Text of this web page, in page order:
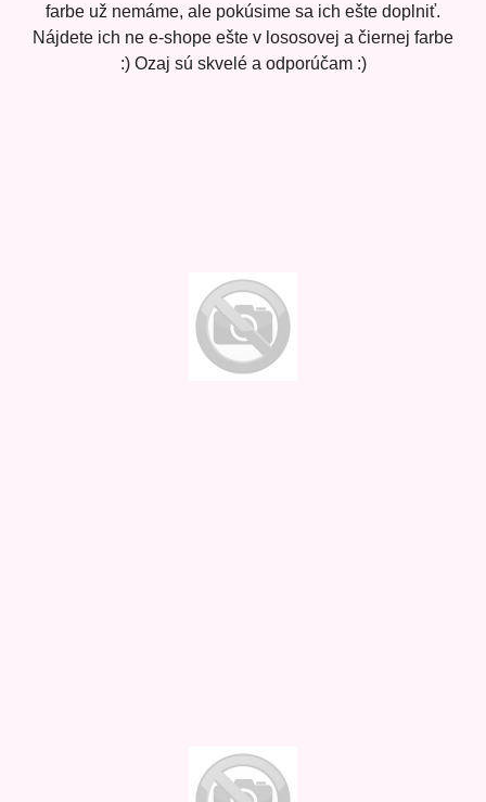
farbe už nemáme, ale pokúsime sa ich ešte doplniť.
Nájdete ich ne e-shope ešte v lososovej a čiernej farbe
:) Ozaj sú skvelé a odporúčam :)